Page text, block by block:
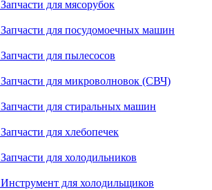
Запчасти для мясорубок
Запчасти для посудомоечных машин
Запчасти для пылесосов
Запчасти для микроволновок (СВЧ)
Запчасти для стиральных машин
Запчасти для хлебопечек
Запчасти для холодильников
Инструмент для холодильщиков